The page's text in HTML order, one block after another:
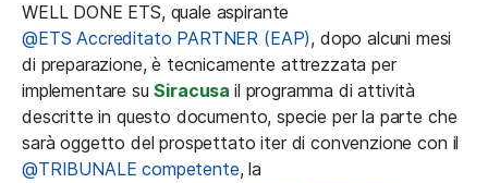
WELL DONE ETS, quale aspirante
@ETS Accreditato PARTNER (EAP), dopo alcuni mesi
di preparazione, è tecnicamente attrezzata per
implementare su Siracusa il programma di attività
descritte in questo documento, specie per la parte che
sarà oggetto del prospettato iter di convenzione con il
@TRIBUNALE competente, la